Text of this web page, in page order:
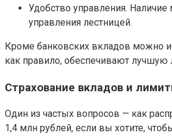
Удобство управления.
управления лестницей.
Кроме банковских вкладов можно
как правило, обеспечивают лучшую
Страхование вкладов и
Один из частых вопросов — как
1,4 млн рублей, если вы хотите,